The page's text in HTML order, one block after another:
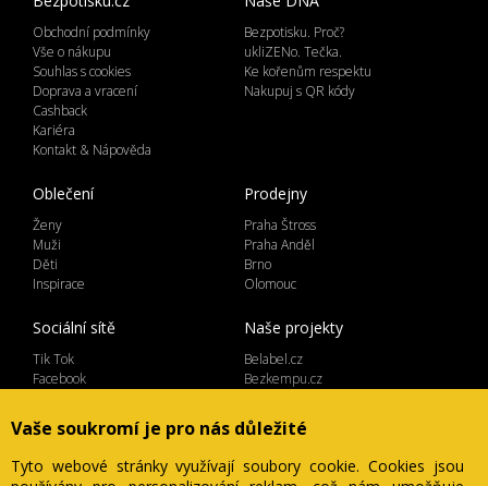
Vaše soukromí je pro nás důležité
Tyto webové stránky využívají soubory cookie. Cookies jsou
Obchodní podmínky
Vše o nákupu
Souhlas s cookies
Doprava a vracení
Cashback
Kariéra
Kontakt & Nápověda
Bezpotisku. Proč?
ukliZENo. Tečka.
Ke kořenům respektu
Nakupuj s QR kódy
Oblečení
Ženy
Muži
Děti
Inspirace
Prodejny
Praha Štross
Praha Anděl
Brno
Olomouc
Sociální sítě
Tik Tok
Facebook
Naše projekty
Belabel.cz
Bezkempu.cz